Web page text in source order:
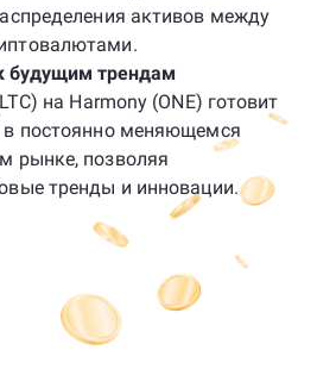
активов между
будущим трендам
на Harmony (ONE) готовит
в постоянно меняющемся
рынке, позволяя
тренды и инновации.